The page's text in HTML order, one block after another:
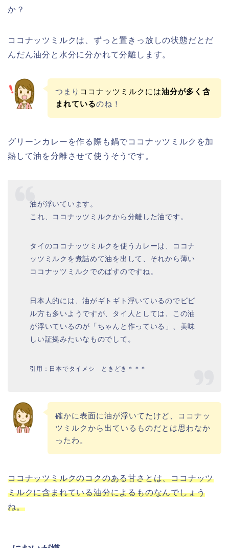
か？
ココナッツミルクは、ずっと置きっ放しの状態だとだ
んだん油分と水分に分かれて分離します。
つまり ココナッツミルクには油分が多く含
まれているのね！
グリーンカレーを作る際も鍋でココナッツミルクを加
熱して油を分離させて使うそうです。
油が浮いています。
これ、ココナッツミルクから分離した油です。
タイのココナッツミルクを使うカレーは、ココナ
ッツミルクを煮詰めて油を出して、それから薄い
ココナッツミルクでのばすのですね。
日本人的には、油がギトギト浮いているのでビビ
ル方も多いようですが、タイ人としては、この油
が浮いているのが「ちゃんと作っている」、美味
しい証拠みたいなものでして。
引用：日本でタイメシ ときどき＊＊＊
確かに表面に油が浮いてたけど、ココナッ
ツミルクから出ているものだとは思わなか
ったわ。
ココナッツミルクのコクのある甘さとは、ココナッツ
ミルクに含まれている油分によるものなんでしょう
ね。